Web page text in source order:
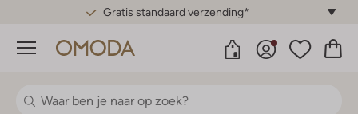
Gratis standaard verzending*
Menu